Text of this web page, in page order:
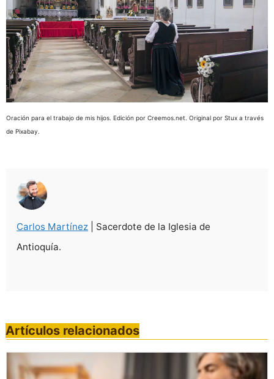
Oración para el trabajo de mis hijos. Edición por Creemos.net. Original por Stux a través
de Pixabay.
Carlos Martínez | Sacerdote de la Iglesia de
Antioquía.
Artículos relacionados